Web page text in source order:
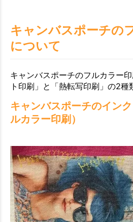
キャンバスポーチの
について
キャンバスポーチのフルカラー
ト印刷」と「熱転写印刷」の2種
キャンバスポーチのイン
ルカラー印刷）